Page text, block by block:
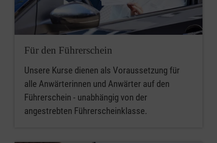
Für den Führerschein
Unsere Kurse dienen als Voraussetzung für
alle Anwärterinnen und Anwärter auf den
Führerschein - unabhängig von der
angestrebten Führerscheinklasse.